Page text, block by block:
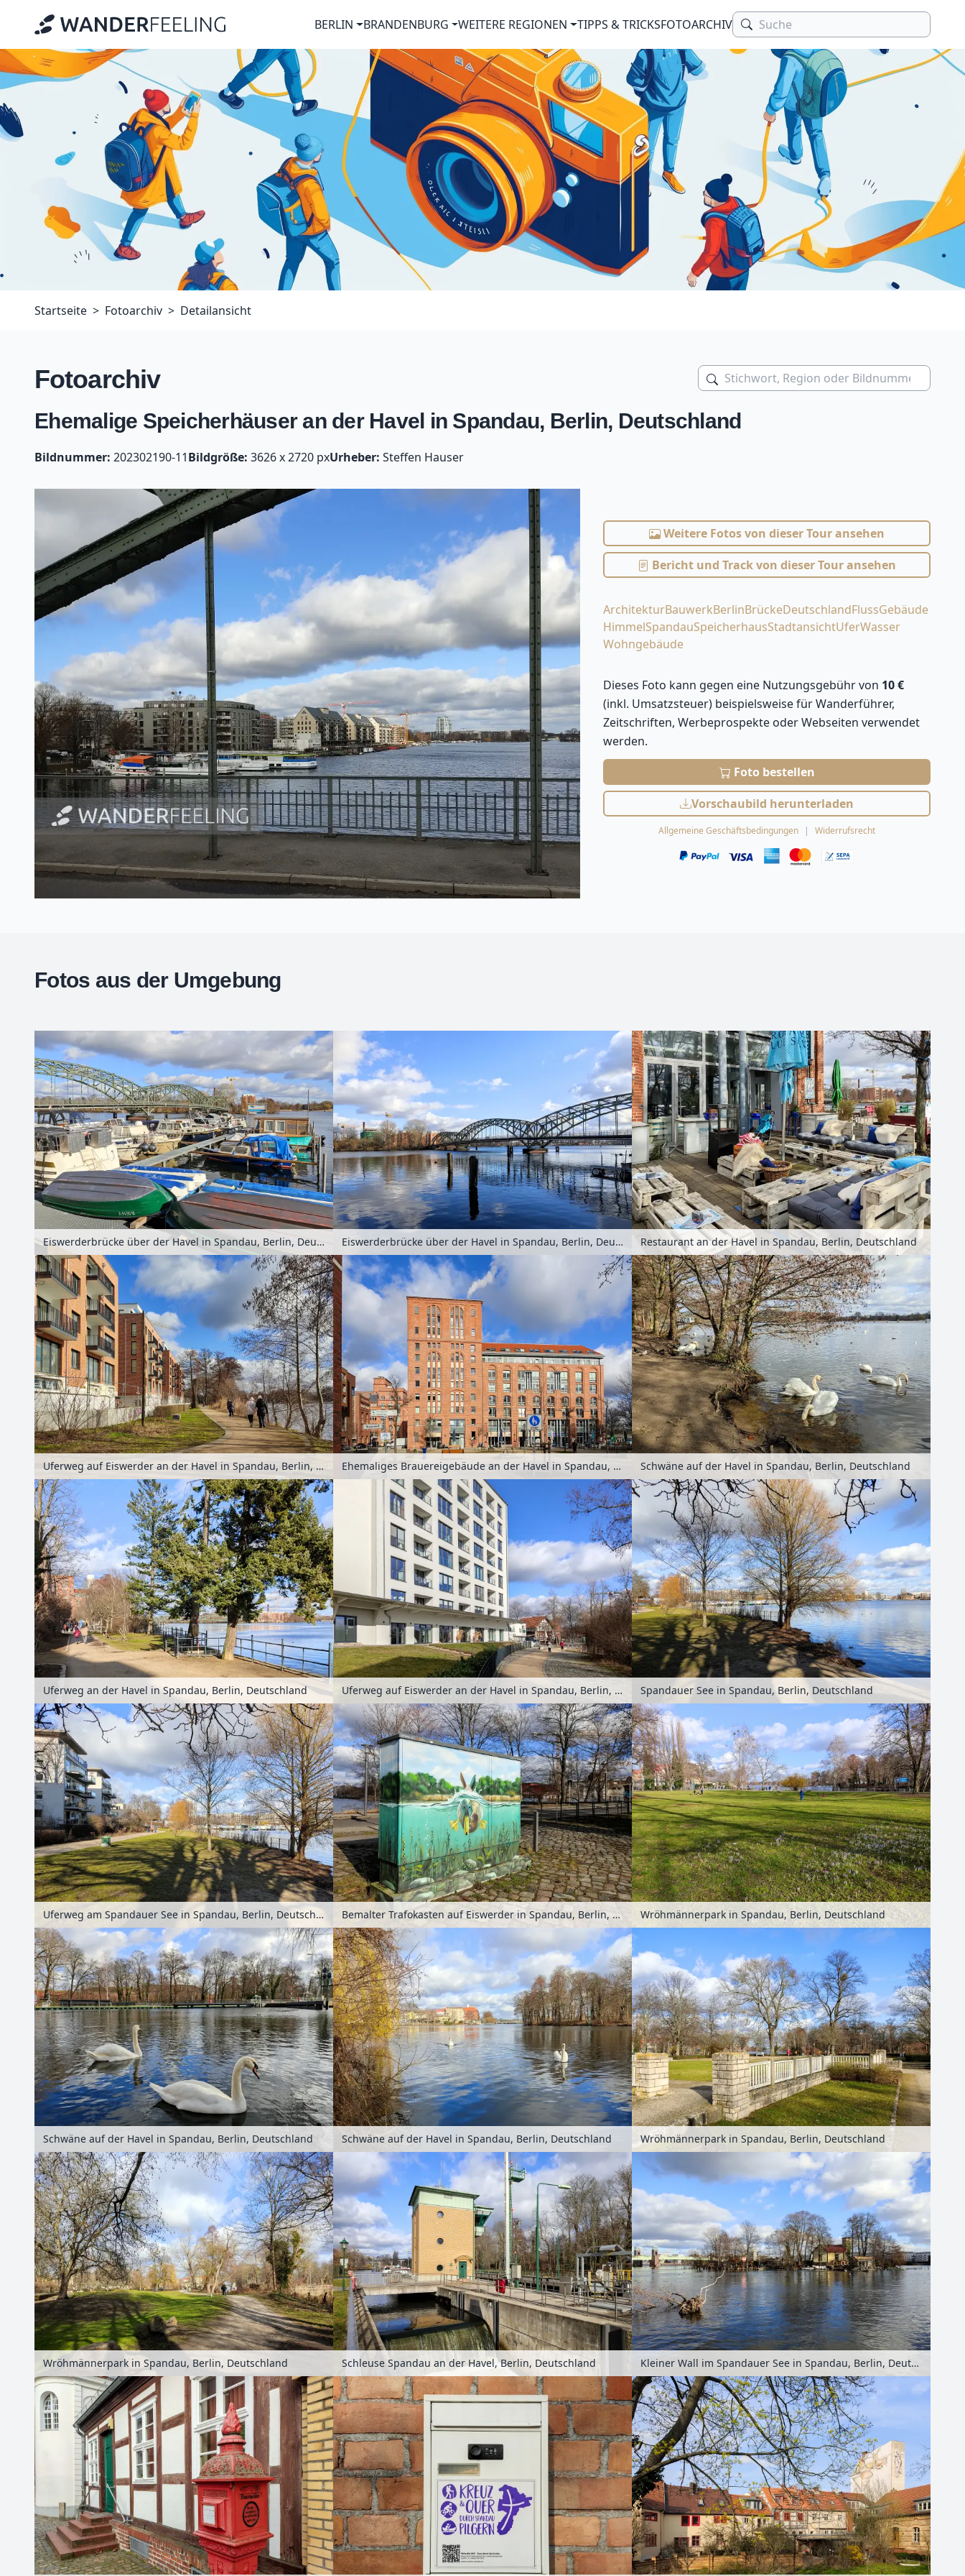
BERLIN BRANDENBURG WEITERE REGIONEN TIPPS & TRICKSFOTOARCHIV
Startseite Fotoarchiv Detailansicht
Fotoarchiv
Ehemalige Speicherhäuser an der Havel in Spandau, Berlin, Deutschland
Bildnummer: 202302190-11Bildgröße: 3626 x 2720 pxUrheber: Steffen Hauser
Weitere Fotos von dieser Tour ansehen
Bericht und Track von dieser Tour ansehen
ArchitekturBauwerkBerlinBrückeDeutschlandFlussGebäude
HimmelSpandauSpeicherhausStadtansichtUferWasser
Wohngebäude
Dieses Foto kann gegen eine Nutzungsgebühr von 10 €
(inkl. Umsatzsteuer) beispielsweise für Wanderführer,
Zeitschriften, Werbeprospekte oder Webseiten verwendet
werden.
Foto bestellen
Vorschaubild herunterladen
Allgemeine Geschäftsbedingungen Widerrufsrecht
Fotos aus der Umgebung
+
−
Eiswerderbrücke über der Havel in Spandau, Berlin, Deutschland Eiswerderbrücke über der Havel in Spandau, Berlin, Deutschland Restaurant an der Havel in Spandau, Berlin, Deutschland
Uferweg auf Eiswerder an der Havel in Spandau, Berlin, Deutschland Ehemaliges Brauereigebäude an der Havel in Spandau, Berlin, Deutschland Schwäne auf der Havel in Spandau, Berlin, Deutschland
Uferweg an der Havel in Spandau, Berlin, Deutschland Uferweg auf Eiswerder an der Havel in Spandau, Berlin, Deutschland Spandauer See in Spandau, Berlin, Deutschland
Uferweg am Spandauer See in Spandau, Berlin, Deutschland Bemalter Trafokasten auf Eiswerder in Spandau, Berlin, Deutschland Wröhmännerpark in Spandau, Berlin, Deutschland
Schwäne auf der Havel in Spandau, Berlin, Deutschland Schwäne auf der Havel in Spandau, Berlin, Deutschland Wröhmännerpark in Spandau, Berlin, Deutschland
Wröhmännerpark in Spandau, Berlin, Deutschland Schleuse Spandau an der Havel, Berlin, Deutschland Kleiner Wall im Spandauer See in Spandau, Berlin, Deutschland